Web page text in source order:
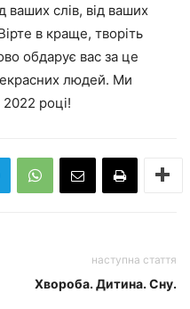
ваших слів, від ваших
в краще, творіть
обдарує вас за це
людей. Ми
році!
наступна стаття
Хвороба. Дитина. Сну.